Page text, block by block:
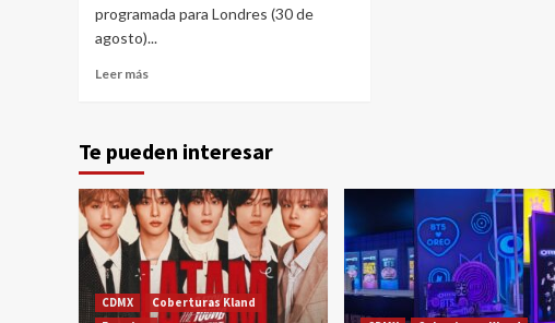
programada para Londres (30 de
agosto)...
Leer más
Te pueden interesar
CDMX
Coberturas Kland